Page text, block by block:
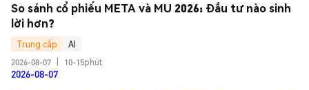
So sánh cổ phiếu META và MU 2026: Đầu tư nào sinh
lời hơn?
Trung cấp
AI
2026-08-07
10-15phút
2026-08-07